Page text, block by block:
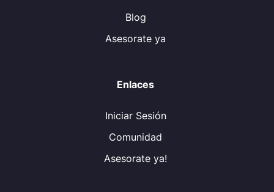
Blog
Asesorate ya
Enlaces
Iniciar Sesión
Comunidad
Asesorate ya!